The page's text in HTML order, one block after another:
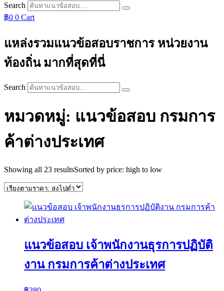
Search
฿0 0 Cart
แหล่งรวมแนวข้อสอบราชการ หน่วยงาน
ท้องถิ่น มากที่สุดที่นี่
Search
หมวดหมู่: แนวข้อสอบ กรมการ
ค้าต่างประเทศ
Showing all 23 resultsSorted by price: high to low
แนวข้อสอบ เจ้าพนักงานธุรการปฏิบัติ
งาน กรมการค้าต่างประเทศ